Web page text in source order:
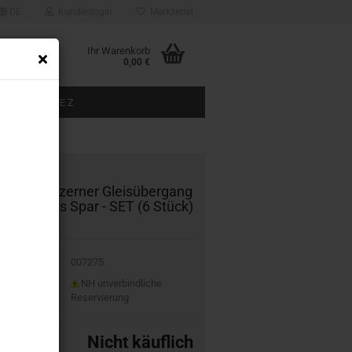
Ihr Warenkorb
0,00 €
BAUGRÖSSE Z
höl­zer­ner Gleis­über­gang
K-​Gleis Spar - SET (6 Stück)
007275
NH unverbindliche
Reservierung
Nicht käuflich